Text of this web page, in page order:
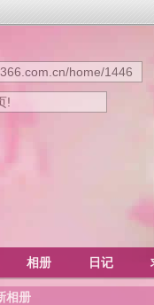
home/1446
!
相册 日记
相册